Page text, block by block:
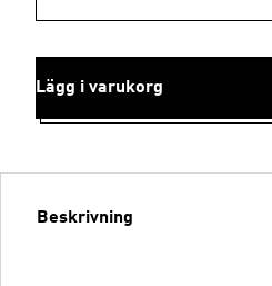
Lägg i varukorg
Beskrivning